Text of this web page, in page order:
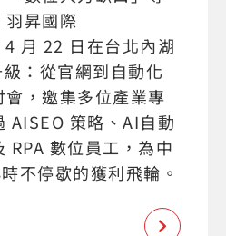
羽昇國際
月 22 日在台北內湖
：從官網到自動化
，邀集多位產業專
AISEO 策略、AI自動
RPA 數位員工，為中
不停歇的獲利飛輪。